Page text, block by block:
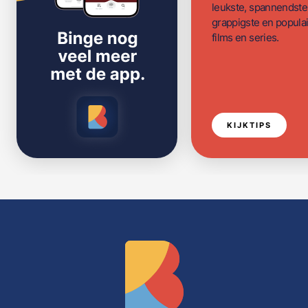
leukste,
grappigste en
films en series.
KIJKTIPS